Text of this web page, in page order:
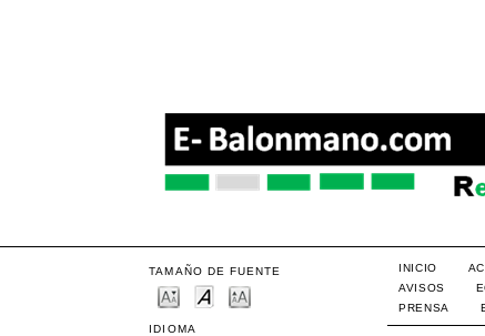
TAMAÑO DE FUENTE
IDIOMA
INICIO
AVISOS
PRENSA